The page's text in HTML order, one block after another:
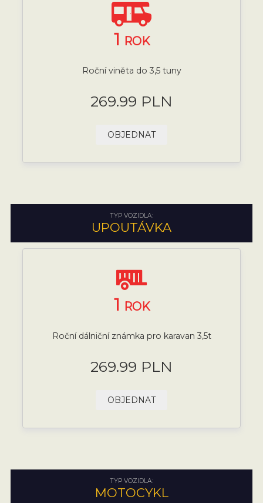
1 ROK
Roční viněta do 3,5 tuny
269.99 PLN
OBJEDNAT
TYP VOZIDLA:
UPOUTÁVKA
1 ROK
Roční dálniční známka pro karavan 3,5t
269.99 PLN
OBJEDNAT
TYP VOZIDLA:
MOTOCYKL